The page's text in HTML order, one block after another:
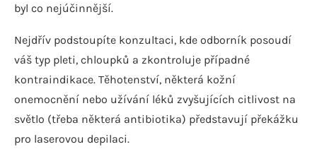
byl co nejúčinnější.
Nejdřív podstoupíte konzultaci, kde odborník posoudí
váš typ pleti, chloupků a zkontroluje případné
kontraindikace. Těhotenství, některá kožní
onemocnění nebo užívání léků zvyšujících citlivost na
světlo (třeba některá antibiotika) představují překážku
pro laserovou depilaci.